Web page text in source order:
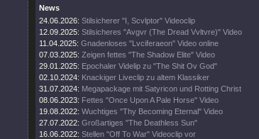
News
24.06.2026: Stilsicherer "I, Scvlptor" Videoclip
12.09.2025: Stilsicheres "Avgvr (The Dread Vvltvre)" Video
11.04.2025: Gnadenloses "Lvciferaeon" Video online
07.03.2025: Zeigen fettes "The Shadow Elite" Video
29.01.2025: Epochaler Videlip zu "The Shit Ov God"
02.10.2024: Knackiger Liveclip zu altem Klassiker
31.07.2024: Megapackage mit Satyricon und Rotting Christ
08.06.2023: Fettes "Once Upon A Pale Horse" Video
19.08.2022: Wuchtiges "Thy Becoming Eternal" Video
27.07.2022: Großartiges "The Deathless Sun"
16.06.2022: Stellen "Off To War" Videoclip vor